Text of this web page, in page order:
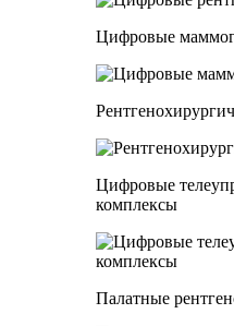
Цифровые
Цифровые
комплексы
Палатные